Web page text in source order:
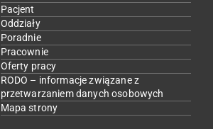
Pacjent
Oddziały
Poradnie
Pracownie
Oferty pracy
RODO – informacje związane z
przetwarzaniem danych osobowych
Mapa strony